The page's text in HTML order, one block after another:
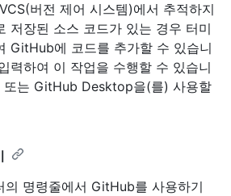
버전 제어 시스템)에서 추적하지
저장된 소스 코드가 있는 경우 터미
GitHub에 코드를 추가할 수 있습니
력하여 이 작업을 수행할 수 있습니
는 GitHub Desktop을(를) 사용할
명령줄에서 GitHub를 사용하기